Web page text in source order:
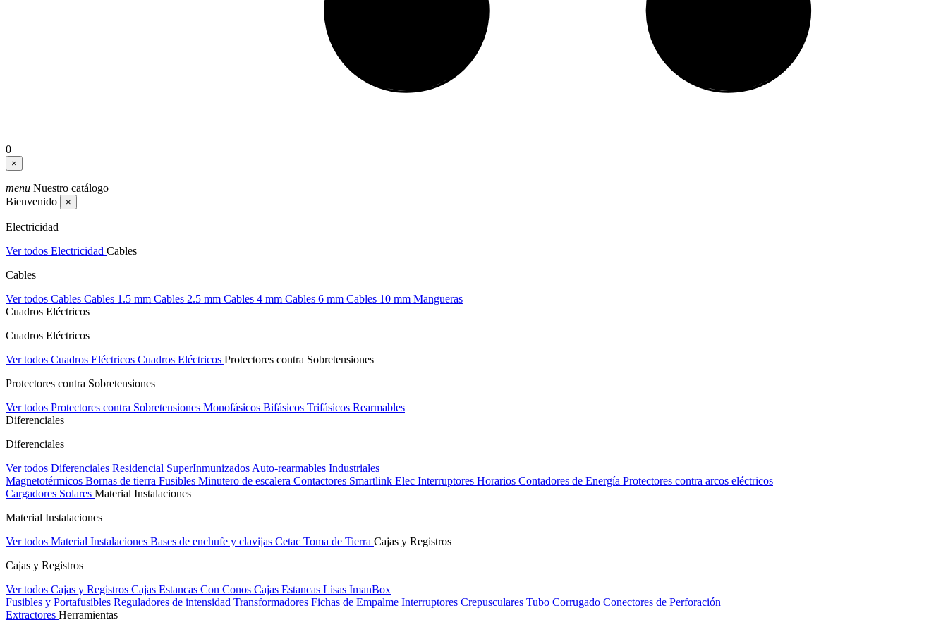
0
×
menu Nuestro catálogo
Bienvenido
×
Electricidad
Ver todos Electricidad Cables
Cables
Ver todos Cables Cables 1.5 mm Cables 2.5 mm Cables 4 mm Cables 6 mm Cables 10 mm Mangueras
Cuadros Eléctricos
Cuadros Eléctricos
Ver todos Cuadros Eléctricos Cuadros Eléctricos Protectores contra Sobretensiones
Protectores contra Sobretensiones
Ver todos Protectores contra Sobretensiones Monofásicos Bifásicos Trifásicos Rearmables
Diferenciales
Diferenciales
Ver todos Diferenciales Residencial SuperInmunizados Auto-rearmables Industriales
Magnetotérmicos Bornas de tierra Fusibles Minutero de escalera Contactores Smartlink Elec Interruptores Horarios Contadores de Energía Protectores contra arcos eléctricos
Cargadores Solares Material Instalaciones
Material Instalaciones
Ver todos Material Instalaciones Bases de enchufe y clavijas Cetac Toma de Tierra Cajas y Registros
Cajas y Registros
Ver todos Cajas y Registros Cajas Estancas Con Conos Cajas Estancas Lisas ImanBox
Fusibles y Portafusibles Reguladores de intensidad Transformadores Fichas de Empalme Interruptores Crepusculares Tubo Corrugado Conectores de Perforación
Extractores Herramientas